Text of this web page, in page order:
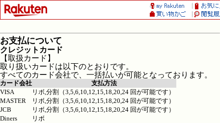
お支払について
クレジットカード
【取扱カード】
取り扱いカードは以下のとおりです。
すべてのカード会社で、一括払いが可能となっております。
カード会社
支払方法
VISA
リボ,分割（3,5,6,10,12,15,18,20,24 回が可能です）
MASTER
リボ,分割（3,5,6,10,12,15,18,20,24 回が可能です）
JCB
リボ,分割（3,5,6,10,12,15,18,20,24 回が可能です）
Diners
リボ